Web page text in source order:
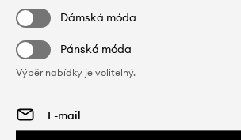
Dámská móda
Pánská móda
Výběr nabídky je volitelný.